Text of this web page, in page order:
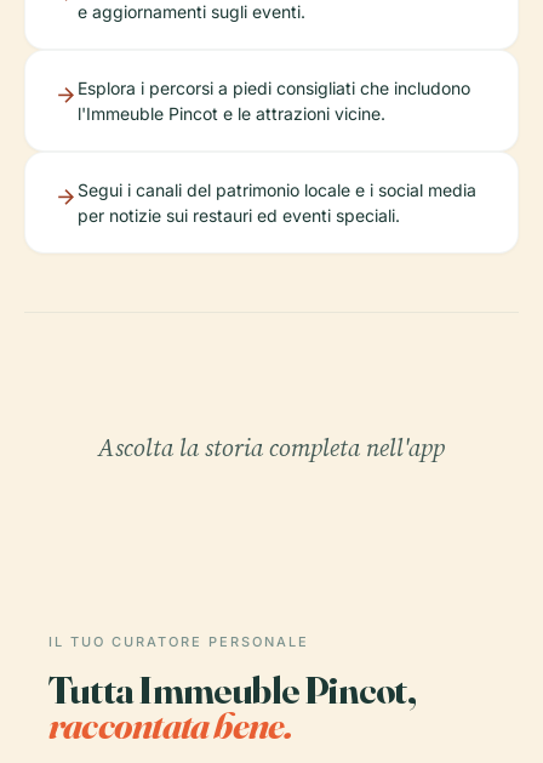
e aggiornamenti sugli eventi.
Esplora i percorsi a piedi consigliati che includono
l'Immeuble Pincot e le attrazioni vicine.
Segui i canali del patrimonio locale e i social media
per notizie sui restauri ed eventi speciali.
Ascolta la storia completa nell'app
IL TUO CURATORE PERSONALE
Tutta Immeuble Pincot,
raccontata bene.